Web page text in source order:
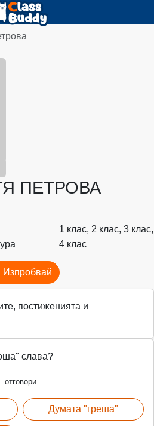
ПЕТРОВА
1 клас, 2 клас, 3 клас,
4 клас
Изпробвай
постиженията и
слава?
отговори
Думата "греша"